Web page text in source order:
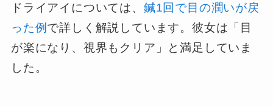
ドライアイについては、 鍼1回で目の潤いが戻
った例で詳しく解説しています。彼女は「目
が楽になり、視界もクリア」と満足していま
した。